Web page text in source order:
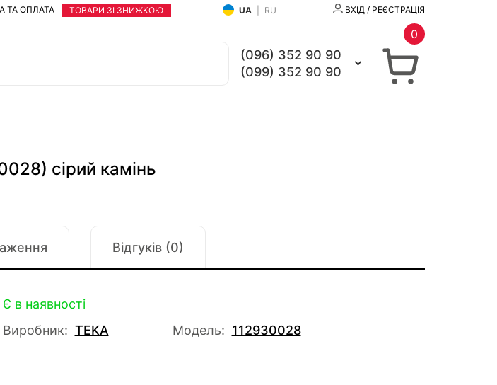
ТА ОПЛАТА ТОВАРИ ЗІ ЗНИЖКОЮ UA RU ВХІД / РЕЄСТРАЦІЯ
(096) 352 90 90
(099) 352 90 90
0
сірий камінь
Відгуків (0)
Є в наявності
Виробник: TEKA Модель: 112930028